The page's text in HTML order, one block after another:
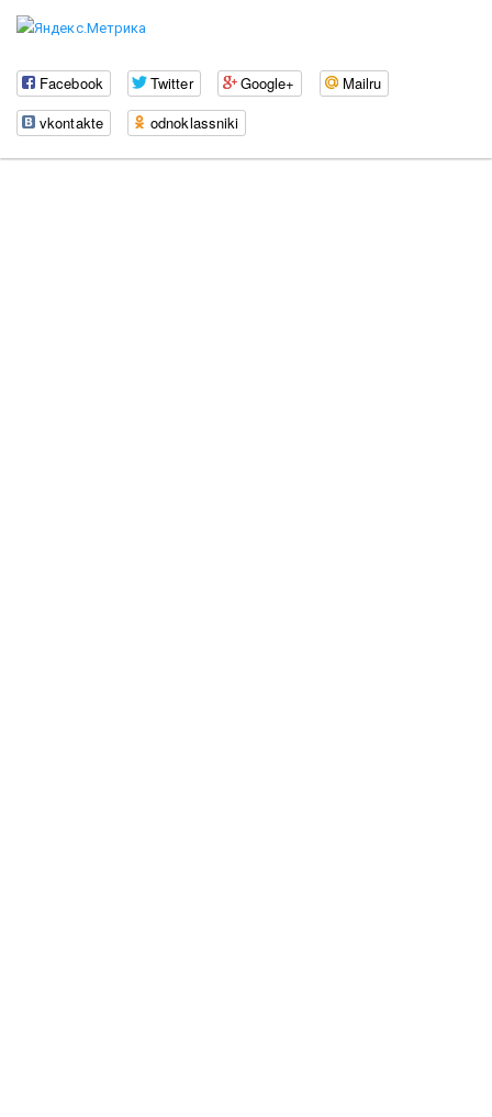
Facebook Twitter Google+
Mailru
vkontakte
odnoklassniki